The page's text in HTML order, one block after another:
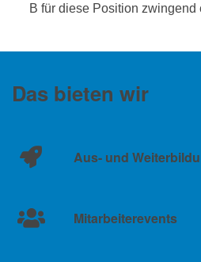
B für diese Position zwingend
Das bieten wir
Aus- und
Mitarbeiterevents